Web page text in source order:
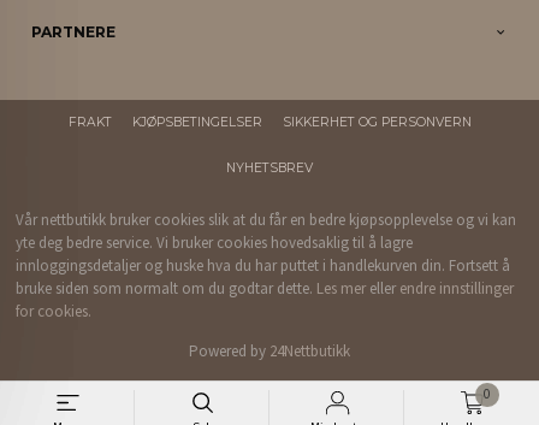
0
PARTNERE
FRAKT KJØPSBETINGELSER SIKKERHET OG PERSONVERN
NYHETSBREV
Vår nettbutikk bruker cookies slik at du får en bedre kjøpsopplevelse og vi kan
yte deg bedre service. Vi bruker cookies hovedsaklig til å lagre
innloggingsdetaljer og huske hva du har puttet i handlekurven din. Fortsett å
bruke siden som normalt om du godtar dette. Les mer eller endre innstillinger
for cookies.
Powered by 24Nettbutikk